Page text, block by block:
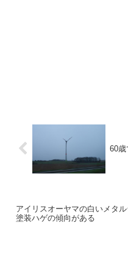
60歳
アイリスオーヤマの白いメタ
塗装ハゲの傾向がある